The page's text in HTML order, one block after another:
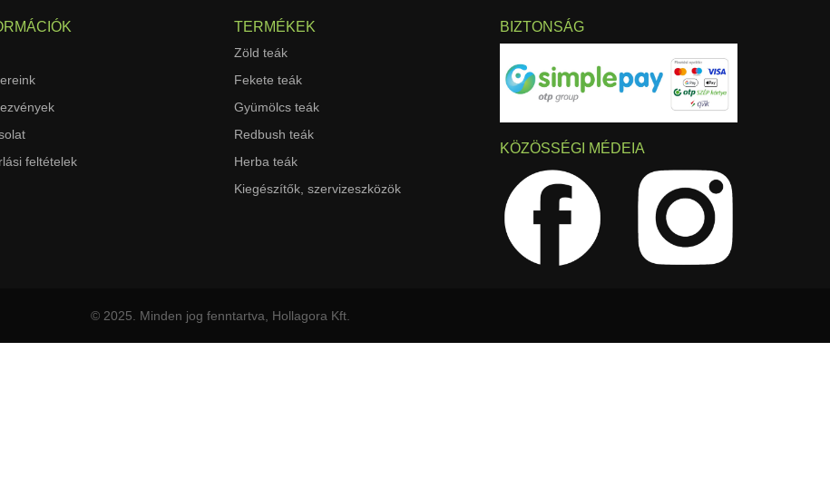
feltételek
TERMÉKEK
Zöld teák
Fekete teák
Gyümölcs teák
Redbush teák
Herba teák
Kiegészítők, szervizeszközök
BIZTONSÁG
KÖZÖSSÉGI MÉDEIA
© 2025. Minden jog fenntartva, Hollagora Kft.